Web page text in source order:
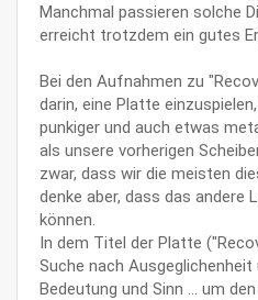
Manchmal passieren solche
erreicht trotzdem ein gutes
Bei den Aufnahmen zu
darin, eine Platte
punkiger und auch etwas
als unsere vorherigen
zwar, dass wir die meisten
denke aber, dass das andere
können.
In dem Titel der Platte
Suche nach Ausgeglichenheit
Bedeutung und Sinn ... um